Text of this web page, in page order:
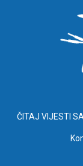
ČITAJ VIJESTI